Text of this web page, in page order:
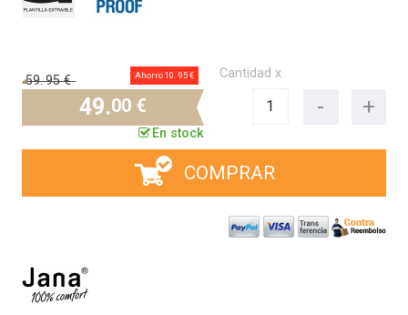
59.95 € Ahorro 10. 95 €
49.00 €
En stock
Cantidad x
COMPRAR